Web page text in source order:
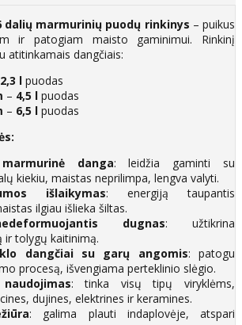
dalių marmurinių puodų rinkinys – puikus
ir patogiam maisto gaminimui. Rinkinį
atitinkamais dangčiais:
2,3 l puodas
– 4,5 l puodas
– 6,5 l puodas
danga: leidžia gaminti su
kiekiu, maistas neprilimpa, lengva valyti.
išlaikymas: energiją taupantis
ilgiau išlieka šiltas.
dugnas: užtikrina
ir tolygų kaitinimą.
dangčiai su garų angomis: patogu
procesą, išvengiama perteklinio slėgio.
: tinka visų tipų viryklėms,
dujines, elektrines ir keramines.
: galima plauti indaplovėje, atspari